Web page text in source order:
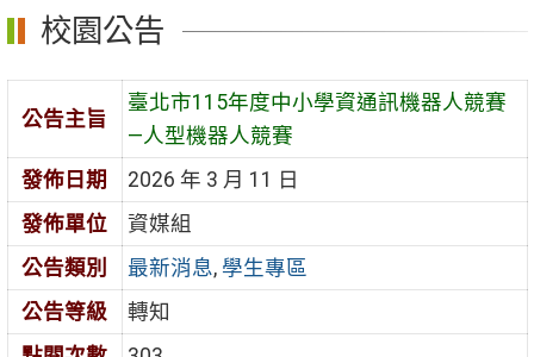
容
區
校園公告
公告主旨
臺北市115年度中小學資通訊機器人競賽
—人型機器人競賽
發佈日期
2026 年 3 月 11 日
發佈單位
資媒組
公告類別
最新消息, 學生專區
公告等級
轉知